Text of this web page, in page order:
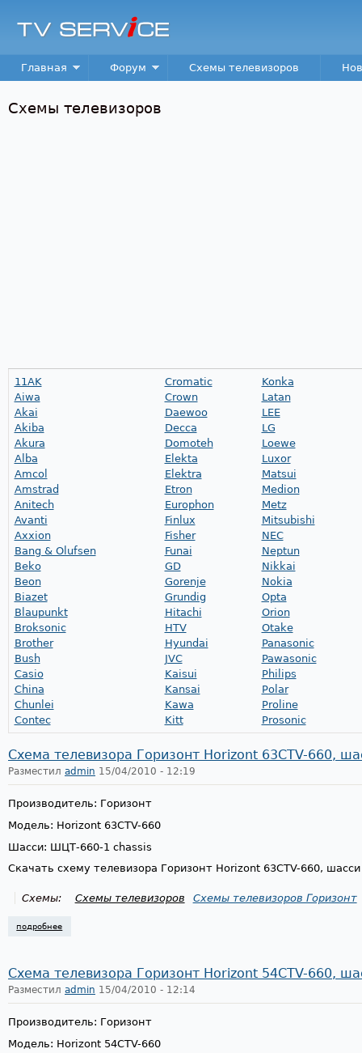
TV
Service
Main menu
Главная Форум Схемы телевизоров
Схемы телевизоров
11AK
Aiwa
Akai
Akiba
Akura
Alba
Amcol
Amstrad
Anitech
Avanti
Axxion
Bang & Olufsen
Beko
Beon
Biazet
Blaupunkt
Broksonic
Brother
Bush
Casio
China
Chunlei
Contec
Cromatic
Crown
Daewoo
Decca
Domoteh
Elekta
Elektra
Etron
Europhon
Finlux
Fisher
Funai
GD
Gorenje
Grundig
Hitachi
HTV
Hyundai
JVC
Kaisui
Kansai
Kawa
Kitt
Konka
Latan
LEE
LG
Loewe
Luxor
Matsui
Medion
Metz
Mitsubishi
NEC
Neptun
Nikkai
Nokia
Opta
Orion
Otake
Panasonic
Pawasonic
Philips
Polar
Proline
Prosonic
Схема телевизора Горизонт Horizont 63CTV-660,
Разместил admin 15/04/2010 - 12:19
Производитель: Горизонт
Модель: Horizont 63CTV-660
Шасси: ШЦТ-660-1 chassis
Скачать схему телевизора Горизонт Horizont 63CTV-660,
Схемы: Схемы телевизоров Схемы телевизоров Горизонт
подробнее
Схема телевизора Горизонт Horizont 54CTV-660,
Разместил admin 15/04/2010 - 12:14
Производитель: Горизонт
Модель: Horizont 54CTV-660